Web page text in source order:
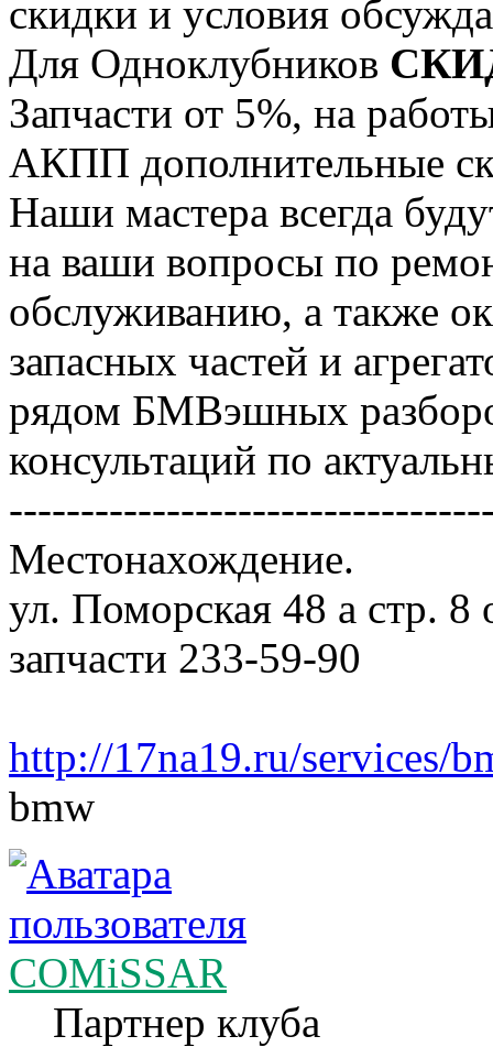
скидки и условия
Для Одноклубников
Запчасти от 5%, на
АКПП дополнительные
Наши мастера всегда
на ваши вопросы по
обслуживанию, а также
запасных частей и
рядом БМВэшных
консультаций по
Местонахождение.
ул. Поморская 48 а стр.
запчасти 233-59-90
http://17na19.ru/services/
bmw
COMiSSAR
Партнер клуба